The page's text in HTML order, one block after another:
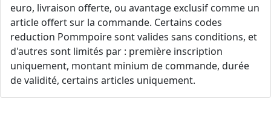
euro, livraison offerte, ou avantage exclusif comme un
article offert sur la commande. Certains codes
reduction Pommpoire sont valides sans conditions, et
d'autres sont limités par : première inscription
uniquement, montant minium de commande, durée
de validité, certains articles uniquement.